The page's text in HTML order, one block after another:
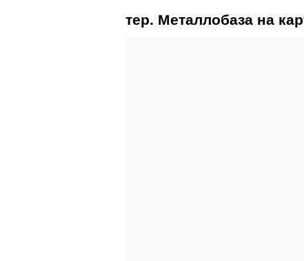
тер. Металлобаза на